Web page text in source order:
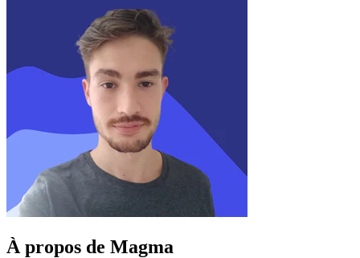
À propos de Magma